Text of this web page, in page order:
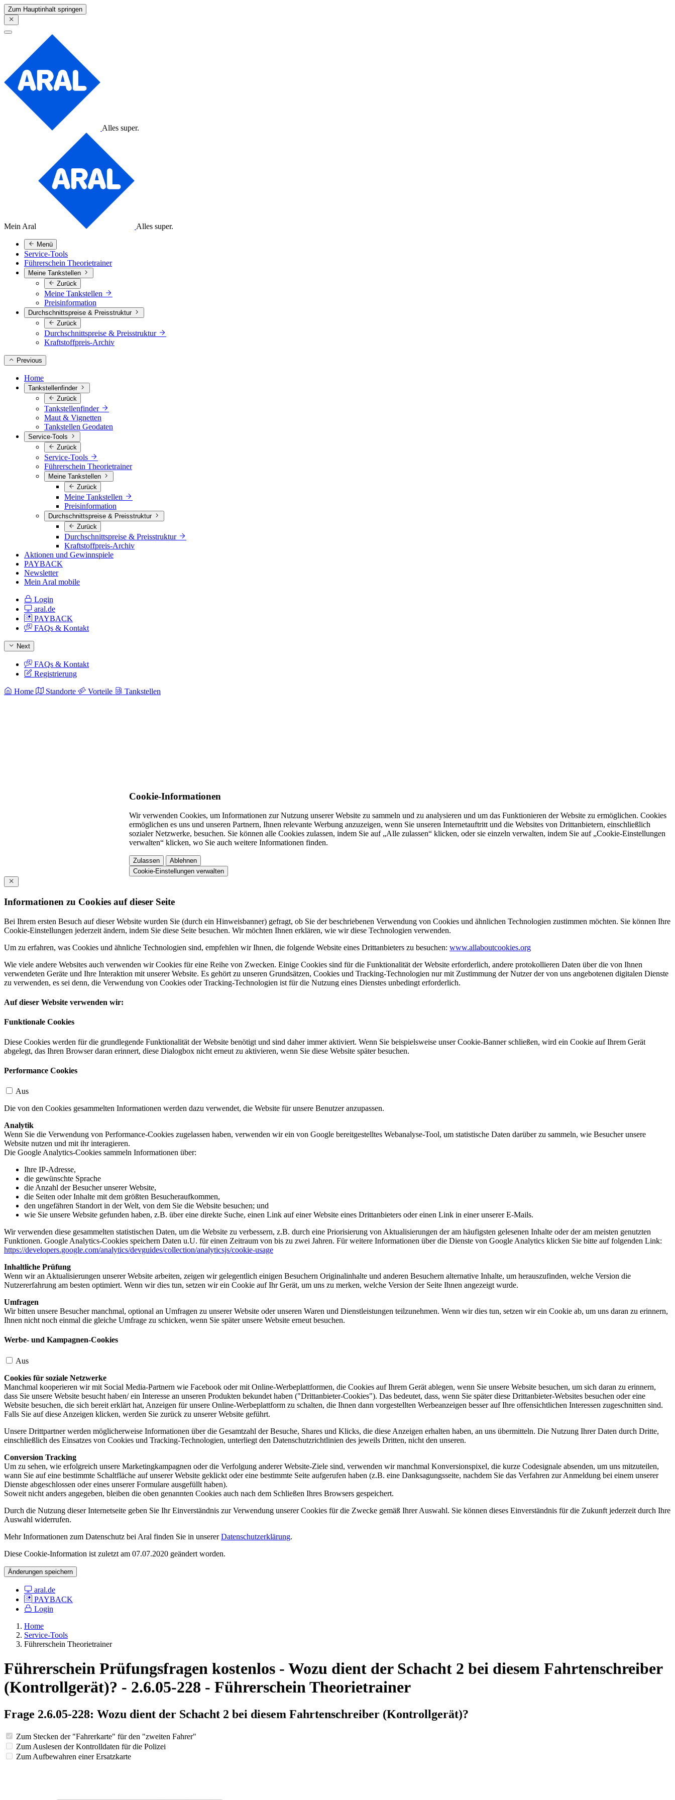
Zum Hauptinhalt springen
Alles super.
Mein Aral Alles super.
Menü
Service-Tools
Führerschein Theorietrainer
Meine Tankstellen
Zurück
Meine Tankstellen
Preisinformation
Durchschnittspreise & Preisstruktur
Zurück
Durchschnittspreise & Preisstruktur
Kraftstoffpreis-Archiv
Previous
Home
Tankstellenfinder
Zurück
Tankstellenfinder
Maut & Vignetten
Tankstellen Geodaten
Service-Tools
Zurück
Service-Tools
Führerschein Theorietrainer
Meine Tankstellen
Zurück
Meine Tankstellen
Preisinformation
Durchschnittspreise & Preisstruktur
Zurück
Durchschnittspreise & Preisstruktur
Kraftstoffpreis-Archiv
Aktionen und Gewinnspiele
PAYBACK
Newsletter
Mein Aral mobile
Login
aral.de
PAYBACK
FAQs & Kontakt
Next
FAQs & Kontakt
Registrierung
Home Standorte Vorteile Tankstellen
Cookie-Informationen
Wir verwenden Cookies, um Informationen zur Nutzung unserer Website zu sammeln und zu analysieren und um das Funktionieren der Website zu ermöglichen. Cookies
ermöglichen es uns und unseren Partnern, Ihnen relevante Werbung anzuzeigen, wenn Sie unseren Internetauftritt und die Websites von Drittanbietern, einschließlich
sozialer Netzwerke, besuchen. Sie können alle Cookies zulassen, indem Sie auf „Alle zulassen“ klicken, oder sie einzeln verwalten, indem Sie auf „Cookie-Einstellungen
verwalten“ klicken, wo Sie auch weitere Informationen finden.
Zulassen
Ablehnen
Cookie-Einstellungen verwalten
Informationen zu Cookies auf dieser Seite
Bei Ihrem ersten Besuch auf dieser Website wurden Sie (durch ein Hinweisbanner) gefragt, ob Sie der beschriebenen Verwendung von Cookies und ähnlichen Technologien zustimmen möchten. Sie können Ihre
Cookie-Einstellungen jederzeit ändern, indem Sie diese Seite besuchen. Wir möchten Ihnen erklären, wie wir diese Technologien verwenden.
Um zu erfahren, was Cookies und ähnliche Technologien sind, empfehlen wir Ihnen, die folgende Website eines Drittanbieters zu besuchen: www.allaboutcookies.org
Wie viele andere Websites auch verwenden wir Cookies für eine Reihe von Zwecken. Einige Cookies sind für die Funktionalität der Website erforderlich, andere protokollieren Daten über die von Ihnen
verwendeten Geräte und Ihre Interaktion mit unserer Website. Es gehört zu unseren Grundsätzen, Cookies und Tracking-Technologien nur mit Zustimmung der Nutzer der von uns angebotenen digitalen Dienste
zu verwenden, es sei denn, die Verwendung von Cookies oder Tracking-Technologien ist für die Nutzung eines Dienstes unbedingt erforderlich.
Auf dieser Website verwenden wir:
Funktionale Cookies
Diese Cookies werden für die grundlegende Funktionalität der Website benötigt und sind daher immer aktiviert. Wenn Sie beispielsweise unser Cookie-Banner schließen, wird ein Cookie auf Ihrem Gerät
abgelegt, das Ihren Browser daran erinnert, diese Dialogbox nicht erneut zu aktivieren, wenn Sie diese Website später besuchen.
Performance Cookies
Aus
Die von den Cookies gesammelten Informationen werden dazu verwendet, die Website für unsere Benutzer anzupassen.
Analytik
Wenn Sie die Verwendung von Performance-Cookies zugelassen haben, verwenden wir ein von Google bereitgestelltes Webanalyse-Tool, um statistische Daten darüber zu sammeln, wie Besucher unsere
Website nutzen und mit ihr interagieren.
Die Google Analytics-Cookies sammeln Informationen über:
Ihre IP-Adresse,
die gewünschte Sprache
die Anzahl der Besucher unserer Website,
die Seiten oder Inhalte mit dem größten Besucheraufkommen,
den ungefähren Standort in der Welt, von dem Sie die Website besuchen; und
wie Sie unsere Website gefunden haben, z.B. über eine direkte Suche, einen Link auf einer Website eines Drittanbieters oder einen Link in einer unserer E-Mails.
Wir verwenden diese gesammelten statistischen Daten, um die Website zu verbessern, z.B. durch eine Priorisierung von Aktualisierungen der am häufigsten gelesenen Inhalte oder der am meisten genutzten
Funktionen. Google Analytics-Cookies speichern Daten u.U. für einen Zeitraum von bis zu zwei Jahren. Für weitere Informationen über die Dienste von Google Analytics klicken Sie bitte auf folgenden Link:
https://developers.google.com/analytics/devguides/collection/analyticsjs/cookie-usage
Inhaltliche Prüfung
Wenn wir an Aktualisierungen unserer Website arbeiten, zeigen wir gelegentlich einigen Besuchern Originalinhalte und anderen Besuchern alternative Inhalte, um herauszufinden, welche Version die
Nutzererfahrung am besten optimiert. Wenn wir dies tun, setzen wir ein Cookie auf Ihr Gerät, um uns zu merken, welche Version der Seite Ihnen angezeigt wurde.
Umfragen
Wir bitten unsere Besucher manchmal, optional an Umfragen zu unserer Website oder unseren Waren und Dienstleistungen teilzunehmen. Wenn wir dies tun, setzen wir ein Cookie ab, um uns daran zu erinnern,
Ihnen nicht noch einmal die gleiche Umfrage zu schicken, wenn Sie später unsere Website erneut besuchen.
Werbe- und Kampagnen-Cookies
Aus
Cookies für soziale Netzwerke
Manchmal kooperieren wir mit Social Media-Partnern wie Facebook oder mit Online-Werbeplattformen, die Cookies auf Ihrem Gerät ablegen, wenn Sie unsere Website besuchen, um sich daran zu erinnern,
dass Sie unsere Website besucht haben/ ein Interesse an unseren Produkten bekundet haben ("Drittanbieter-Cookies"). Das bedeutet, dass, wenn Sie später diese Drittanbieter-Websites besuchen oder eine
Website besuchen, die sich bereit erklärt hat, Anzeigen für unsere Online-Werbeplattform zu schalten, die Ihnen dann vorgestellten Werbeanzeigen besser auf Ihre offensichtlichen Interessen zugeschnitten sind.
Falls Sie auf diese Anzeigen klicken, werden Sie zurück zu unserer Website geführt.
Unsere Drittpartner werden möglicherweise Informationen über die Gesamtzahl der Besuche, Shares und Klicks, die diese Anzeigen erhalten haben, an uns übermitteln. Die Nutzung Ihrer Daten durch Dritte,
einschließlich des Einsatzes von Cookies und Tracking-Technologien, unterliegt den Datenschutzrichtlinien des jeweils Dritten, nicht den unseren.
Conversion Tracking
Um zu sehen, wie erfolgreich unsere Marketingkampagnen oder die Verfolgung anderer Website-Ziele sind, verwenden wir manchmal Konversionspixel, die kurze Codesignale absenden, um uns mitzuteilen,
wann Sie auf eine bestimmte Schaltfläche auf unserer Website geklickt oder eine bestimmte Seite aufgerufen haben (z.B. eine Danksagungsseite, nachdem Sie das Verfahren zur Anmeldung bei einem unserer
Dienste abgeschlossen oder eines unserer Formulare ausgefüllt haben).
Soweit nicht anders angegeben, bleiben die oben genannten Cookies auch nach dem Schließen Ihres Browsers gespeichert.
Durch die Nutzung dieser Internetseite geben Sie Ihr Einverständnis zur Verwendung unserer Cookies für die Zwecke gemäß Ihrer Auswahl. Sie können dieses Einverständnis für die Zukunft jederzeit durch Ihre
Auswahl widerrufen.
Mehr Informationen zum Datenschutz bei Aral finden Sie in unsererDatenschutzerklärung.
Diese Cookie-Information ist zuletzt am 07.07.2020 geändert worden.
Änderungen speichern
aral.de
PAYBACK
Login
Home
Service-Tools
Führerschein Theorietrainer
Führerschein Prüfungsfragen kostenlos - Wozu dient der Schacht 2 bei diesem Fahrtenschreiber
(Kontrollgerät)? - 2.6.05-228 - Führerschein Theorietrainer
Frage 2.6.05-228: Wozu dient der Schacht 2 bei diesem Fahrtenschreiber (Kontrollgerät)?
Zum Stecken der "Fahrerkarte" für den "zweiten Fahrer"
Zum Auslesen der Kontrolldaten für die Polizei
Zum Aufbewahren einer Ersatzkarte